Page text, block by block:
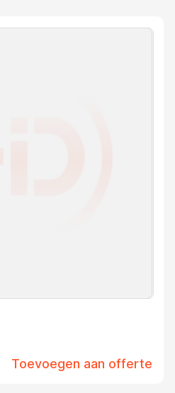
Toevoegen aan offerte